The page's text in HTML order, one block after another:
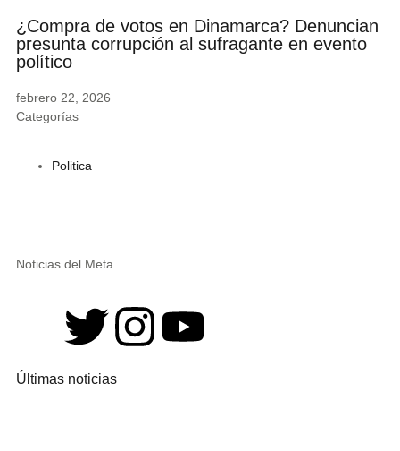
¿Compra de votos en Dinamarca? Denuncian
presunta corrupción al sufragante en evento
político
febrero 22, 2026
Categorías
Politica
Noticias del Meta
Últimas noticias